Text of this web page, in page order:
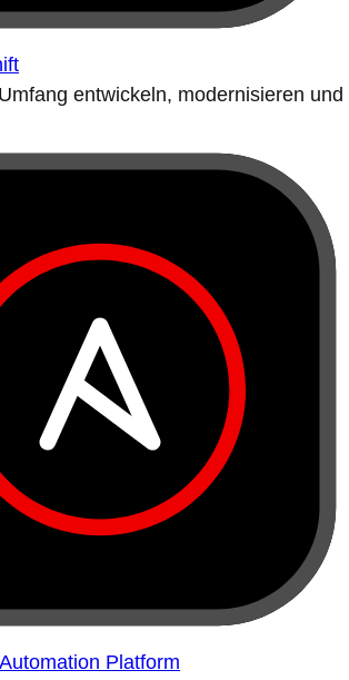
entwickeln, modernisieren und
Platform